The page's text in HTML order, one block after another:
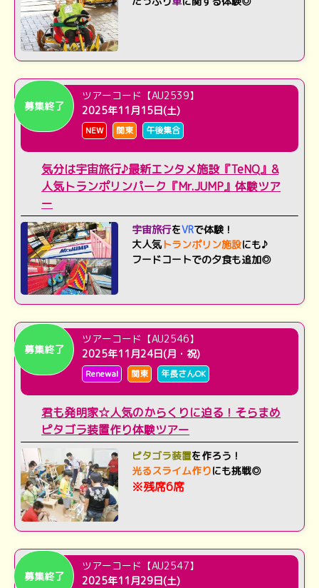
募集終了
ツアーコード【AU2539】
2025年11月15日(土)
NEW 関東 午後集合
気分は宇宙旅行♪最新エンタメ施設『TeNQ』&
人気トランポリンパーク『Mr.JUMP』体験ツア
ー
宇宙旅行をVRで体験！
大人気トランポリン施設にも♪
フードコートでの夕食も追加◎
募集終了
ツアーコード【AU2546】
2025年11月24日(月・祝)
Renewal 関東 年長さんOK
君も発明家☆人気のからくりに迫る！そらまめ
ピタゴラ装置作り体験ツアー
ピタゴラ装置を作ろう！
光るスライム作りにも挑戦◎
※残席6席
募集終了
ツアーコード【AU2547】
2025年11月29日(土)